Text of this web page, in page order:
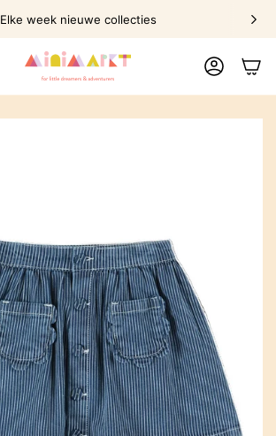
Elke week nieuwe collecties
Account